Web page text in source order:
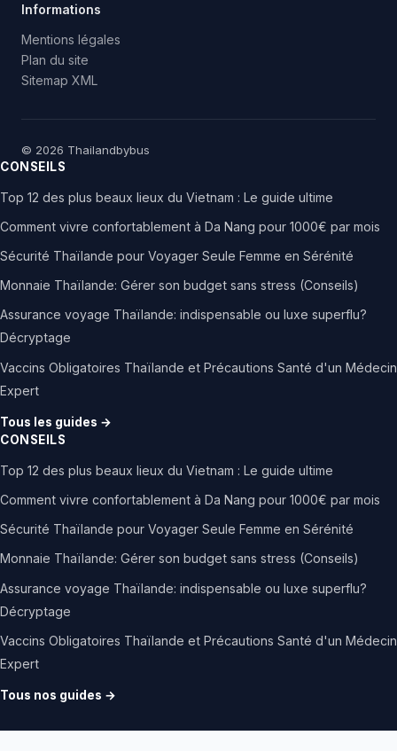
Informations
Mentions légales
Plan du site
Sitemap XML
© 2026 Thailandbybus
CONSEILS
Top 12 des plus beaux lieux du Vietnam : Le guide ultime
Comment vivre confortablement à Da Nang pour 1000€ par mois
Sécurité Thaïlande pour Voyager Seule Femme en Sérénité
Monnaie Thaïlande: Gérer son budget sans stress (Conseils)
Assurance voyage Thaïlande: indispensable ou luxe superflu?
Décryptage
Vaccins Obligatoires Thaïlande et Précautions Santé d'un Médecin
Expert
Tous les guides →
CONSEILS
Top 12 des plus beaux lieux du Vietnam : Le guide ultime
Comment vivre confortablement à Da Nang pour 1000€ par mois
Sécurité Thaïlande pour Voyager Seule Femme en Sérénité
Monnaie Thaïlande: Gérer son budget sans stress (Conseils)
Assurance voyage Thaïlande: indispensable ou luxe superflu?
Décryptage
Vaccins Obligatoires Thaïlande et Précautions Santé d'un Médecin
Expert
Tous nos guides →